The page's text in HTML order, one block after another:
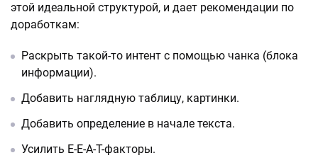
этой идеальной структурой, и дает рекомендации по
доработкам:
Раскрыть такой-то интент с помощью чанка (блока
информации).
Добавить наглядную таблицу, картинки.
Добавить определение в начале текста.
Усилить E-E-A-T-факторы.